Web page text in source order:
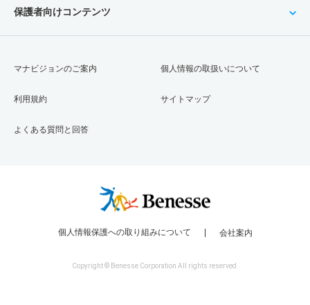
保護者向けコンテンツ
マナビジョンのご案内
利用規約
よくある質問と回答
個人情報の取扱いについて
サイトマップ
個人情報保護への取り組みについて 会社案内
Copyright © Benesse Corporation All rights reserved.